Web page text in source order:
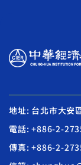
地址: 台北市大安
電話: +886-2-
傳真: +886-2-